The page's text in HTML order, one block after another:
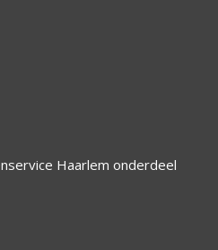
Haarlem onderdeel